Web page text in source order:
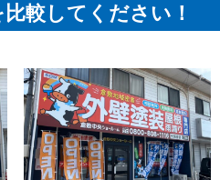
較してください！